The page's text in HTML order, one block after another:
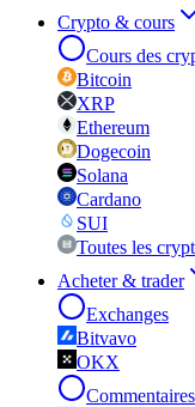
Crypto & cours
Cours des
Bitcoin
XRP
Ethereum
Dogecoin
Solana
Cardano
SUI
Toutes les
Acheter & trader
Exchanges
Bitvavo
OKX
Commentaires